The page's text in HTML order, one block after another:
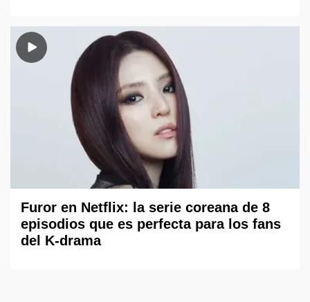
Furor en Netflix: la serie coreana de 8
episodios que es perfecta para los fans
del K-drama